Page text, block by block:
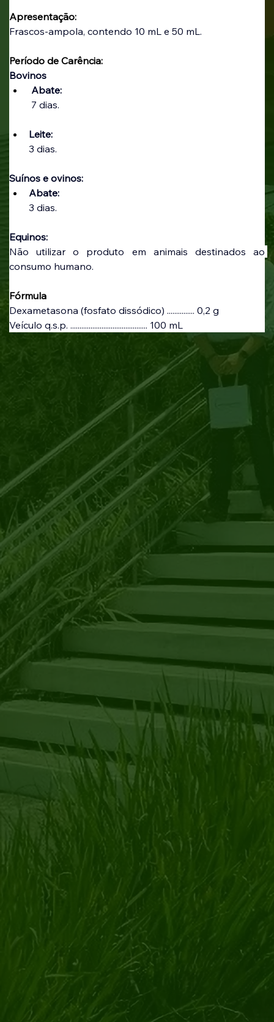
Apresentação:
Frascos-ampola, contendo 10 mL e 50 mL.
Período de Carência:
Bovinos
Abate:
7 dias.
Leite:
3 dias.
Suínos e ovinos:
Abate:
3 dias.
Equinos:
Não utilizar o produto em animais destinados ao
consumo humano.
Fórmula
Dexametasona (fosfato dissódico) ............... 0,2 g
Veículo q.s.p. .......................................... 100 mL